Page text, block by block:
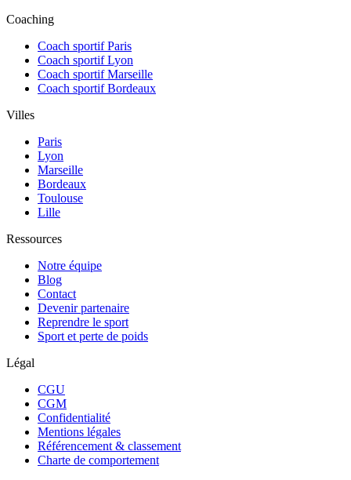
Coaching
Coach sportif Paris
Coach sportif Lyon
Coach sportif Marseille
Coach sportif Bordeaux
Villes
Paris
Lyon
Marseille
Bordeaux
Toulouse
Lille
Ressources
Notre équipe
Blog
Contact
Devenir partenaire
Reprendre le sport
Sport et perte de poids
Légal
CGU
CGM
Confidentialité
Mentions légales
Référencement & classement
Charte de comportement